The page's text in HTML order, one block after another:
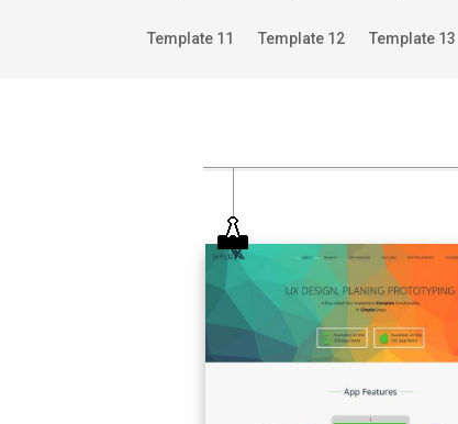
Template 11 Template 12 Template 13